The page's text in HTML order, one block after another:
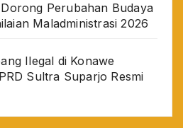
Perubahan Budaya
Maladministrasi 2026
Ilegal di Konawe
Sultra Suparjo Resmi